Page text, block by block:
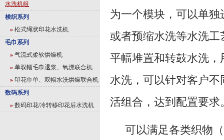
水洗机组
梭织系列
» 松式绳状印花水洗机
毛巾系列
» 气流式柔软烘燥机
» 单双幅毛巾退浆、氧漂联合机
» 印花巾单、双幅水洗烘燥联合机
数码系列
» 数码印花/冷转移印花后水洗机
为一个模块，可以单
或者预缩水洗等水洗工
平幅堆置和转鼓水洗，
水洗，可以针对客户不
活组合，达到配置要求
可以满足各类织物（